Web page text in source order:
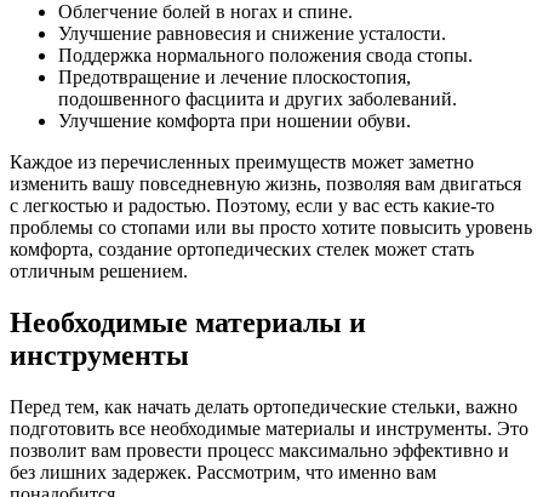
Облегчение болей в ногах и спине.
Улучшение равновесия и снижение усталости.
Поддержка нормального положения свода стопы.
Предотвращение и лечение плоскостопия,
подошвенного фасциита и других заболеваний.
Улучшение комфорта при ношении обуви.
Каждое из перечисленных преимуществ может заметно
изменить вашу повседневную жизнь, позволяя вам двигаться
с легкостью и радостью. Поэтому, если у вас есть какие-то
проблемы со стопами или вы просто хотите повысить уровень
комфорта, создание ортопедических стелек может стать
отличным решением.
Необходимые материалы и
инструменты
Перед тем, как начать делать ортопедические стельки, важно
подготовить все необходимые материалы и инструменты. Это
позволит вам провести процесс максимально эффективно и
без лишних задержек. Рассмотрим, что именно вам